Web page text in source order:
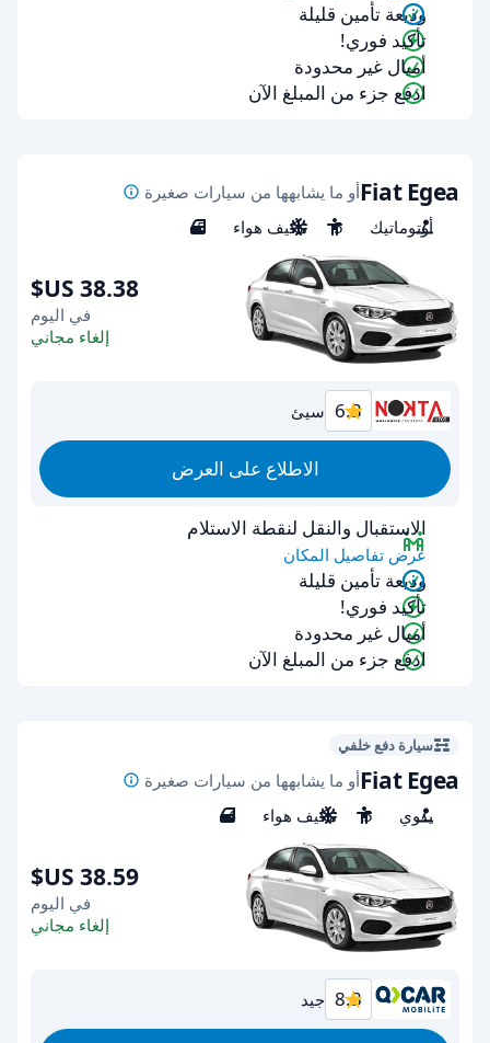
وديعة تأمين قليلة
تأكيد فوري!
أميال غير محدودة
ادفع جزء من المبلغ الآن
Fiat Egeaأو ما يشابهها من سيارات صغيرة
أوتوماتيك
5 مكيف هواء 5
في اليوم
إلغاء مجاني
6.3 سيئ
الاطلاع على العرض
الاستقبال والنقل لنقطة الاستلام
عرض تفاصيل المكان
وديعة تأمين قليلة
تأكيد فوري!
أميال غير محدودة
ادفع جزء من المبلغ الآن
سيارة دفع خلفي
Fiat Egeaأو ما يشابهها من سيارات صغيرة
يدوي
5 مكيف هواء 4
في اليوم
إلغاء مجاني
8.3 جيد